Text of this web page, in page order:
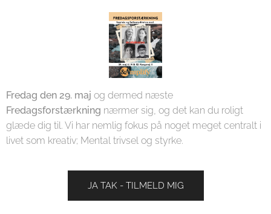
Fredag den 29. maj og dermed næste
Fredagsforstærkning nærmer sig, og det kan du roligt
glæde dig til. Vi har nemlig fokus på noget meget centralt i
livet som kreativ; Mental trivsel og styrke.
JA TAK - TILMELD MIG